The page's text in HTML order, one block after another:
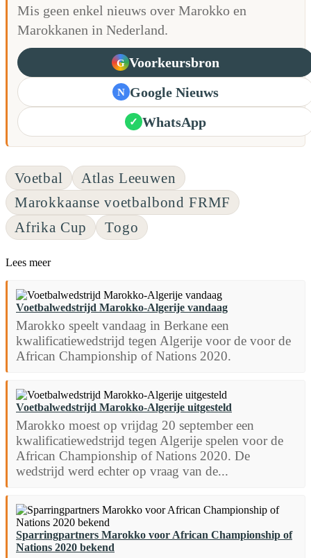
Mis geen enkel nieuws over Marokko en
Marokkanen in Nederland.
G Voorkeursbron
N Google Nieuws
✓ WhatsApp
Voetbal
Atlas Leeuwen
Marokkaanse voetbalbond FRMF
Afrika Cup
Togo
Lees meer
Voetbalwedstrijd Marokko-Algerije vandaag
Marokko speelt vandaag in Berkane een
kwalificatiewedstrijd tegen Algerije voor de voor de
African Championship of Nations 2020.
Voetbalwedstrijd Marokko-Algerije uitgesteld
Marokko moest op vrijdag 20 september een
kwalificatiewedstrijd tegen Algerije spelen voor de
African Championship of Nations 2020. De
wedstrijd werd echter op vraag van de...
Sparringpartners Marokko voor African Championship of
Nations 2020 bekend